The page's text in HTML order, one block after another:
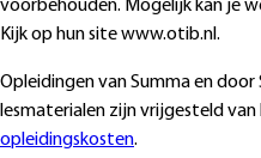
voorbehouden. Mogelijk kan je
Kijk op hun site www.otib.nl.
Opleidingen van Summa en
lesmaterialen zijn vrijgesteld van
opleidingskosten.